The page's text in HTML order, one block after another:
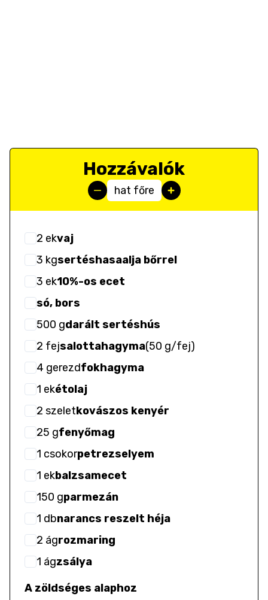
Hozzávalók
hat főre
2 ekvaj
3 kgsertéshasaalja bőrrel
3 ek10%-os ecet
só, bors
500 gdarált sertéshús
2 fejsalottahagyma(50 g/fej)
4 gerezdfokhagyma
1 ekétolaj
2 szeletkovászos kenyér
25 gfenyőmag
1 csokorpetrezselyem
1 ekbalzsamecet
150 gparmezán
1 dbnarancs reszelt héja
2 ágrozmaring
1 ágzsálya
A zöldséges alaphoz